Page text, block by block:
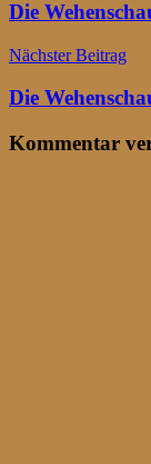
Die
Nächster Beitrag
Die
Kommentar